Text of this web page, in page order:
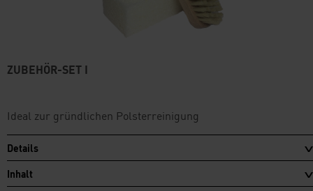
ZUBEHÖR-SET I
Ideal zur gründlichen Polsterreinigung
Details
Inhalt